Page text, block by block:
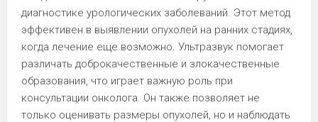
диагностике урологических заболеваний. Этот метод
эффективен в выявлении опухолей на ранних стадиях,
когда лечение еще возможно. Ультразвук помогает
различать доброкачественные и злокачественные
образования, что играет важную роль при
консультации онколога. Он также позволяет не
только оценивать размеры опухолей, но и наблюдать